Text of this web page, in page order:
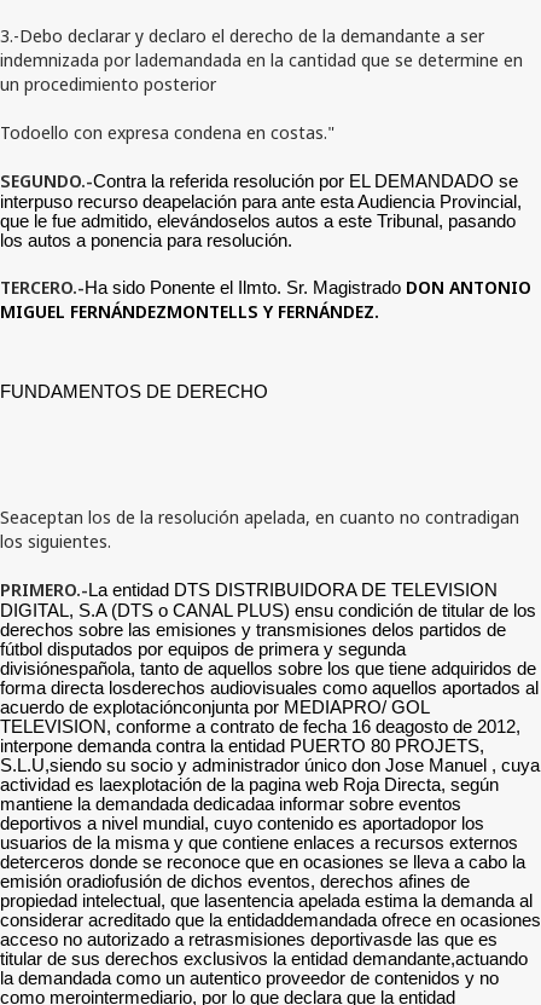
3.-Debo declarar y declaro el derecho de la demandante a ser
indemnizada por lademandada en la cantidad que se determine en
un procedimiento posterior
Todoello con expresa condena en costas."
SEGUNDO.-Contra la referida resolución por EL DEMANDADO se
interpuso recurso deapelación para ante esta Audiencia Provincial,
que le fue admitido, elevándoselos autos a este Tribunal, pasando
los autos a ponencia para resolución.
TERCERO.-Ha sido Ponente el Ilmto. Sr. Magistrado DON ANTONIO
MIGUEL FERNÁNDEZMONTELLS Y FERNÁNDEZ.
FUNDAMENTOS DE DERECHO
Seaceptan los de la resolución apelada, en cuanto no contradigan
los siguientes.
PRIMERO.- La entidad DTS DISTRIBUIDORA DE TELEVISION
DIGITAL, S.A (DTS o CANAL PLUS) ensu condición de titular de los
derechos sobre las emisiones y transmisiones delos partidos de
fútbol disputados por equipos de primera y segunda
divisiónespañola, tanto de aquellos sobre los que tiene adquiridos de
forma directa losderechos audiovisuales como aquellos aportados al
acuerdo de explotaciónconjunta por MEDIAPRO/ GOL
TELEVISION, conforme a contrato de fecha 16 deagosto de 2012,
interpone demanda contra la entidad PUERTO 80 PROJETS,
S.L.U,siendo su socio y administrador único don Jose Manuel , cuya
actividad es laexplotación de la pagina web Roja Directa, según
mantiene la demandada dedicadaa informar sobre eventos
deportivos a nivel mundial, cuyo contenido es aportadopor los
usuarios de la misma y que contiene enlaces a recursos externos
deterceros donde se reconoce que en ocasiones se lleva a cabo la
emisión oradiofusión de dichos eventos, derechos afines de
propiedad intelectual, que lasentencia apelada estima la demanda al
considerar acreditado que la entidaddemandada ofrece en ocasiones
acceso no autorizado a retrasmisiones deportivasde las que es
titular de sus derechos exclusivos la entidad demandante,actuando
la demandada como un autentico proveedor de contenidos y no
como merointermediario, por lo que declara que la entidad